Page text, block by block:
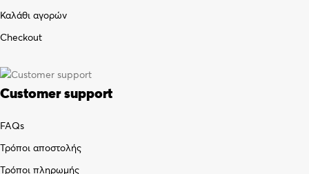
Καλάθι αγορών
Checkout
Customer support
FAQs
Τρόποι αποστολής
Τρόποι πληρωμής